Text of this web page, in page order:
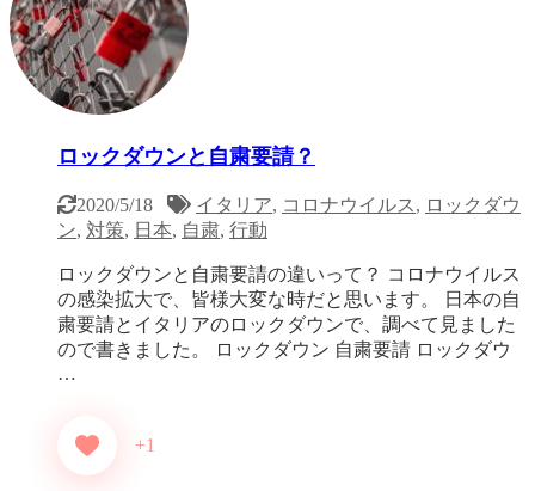
ロックダウンと自粛要請？
2020/5/18 イタリア, コロナウイルス , ロックダウ
ン, 対策, 日本, 自粛, 行動
ロックダウンと自粛要請の違いって？ コロナウイルス
の感染拡大で、皆様大変な時だと思います。 日本の自
粛要請とイタリアのロックダウンで、調べて見ました
ので書きました。 ロックダウン 自粛要請 ロックダウ
…
+1